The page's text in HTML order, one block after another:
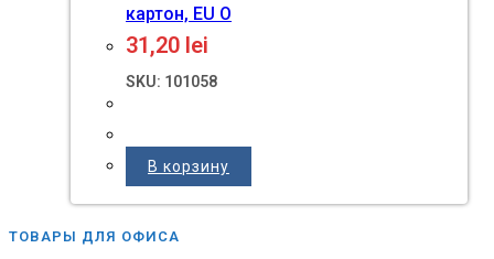
картон, EU O
31,20 lei
SKU: 101058
В корзину
ТОВАРЫ ДЛЯ ОФИСА